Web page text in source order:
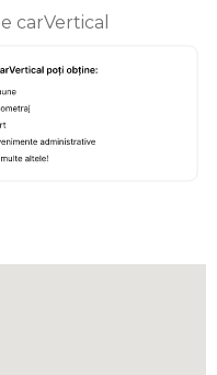
carVertical